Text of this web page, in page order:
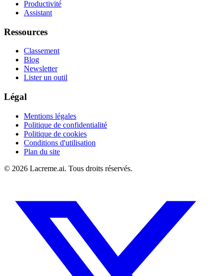
Productivité
Assistant
Ressources
Classement
Blog
Newsletter
Lister un outil
Légal
Mentions légales
Politique de confidentialité
Politique de cookies
Conditions d'utilisation
Plan du site
© 2026 Lacreme.ai. Tous droits réservés.